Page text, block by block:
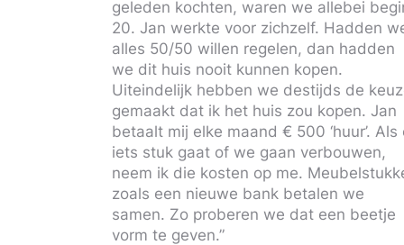
geleden kochten, waren we allebei
20. Jan werkte voor zichzelf. Hadden
alles 50/50 willen regelen, dan hadden
we dit huis nooit kunnen kopen.
Uiteindelijk hebben we destijds de
gemaakt dat ik het huis zou kopen. Jan
betaalt mij elke maand € 500 ‘huur’. Als
iets stuk gaat of we gaan verbouwen,
neem ik die kosten op me.
zoals een nieuwe bank betalen we
samen. Zo proberen we dat een beetje
vorm te geven.”